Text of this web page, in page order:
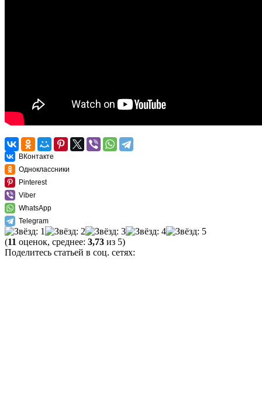
ВКонтакте
Одноклассники
Pinterest
Viber
WhatsApp
Telegram
(11 оценок, среднее: 3,73 из 5)
Поделитесь статьей в соц. сетях: